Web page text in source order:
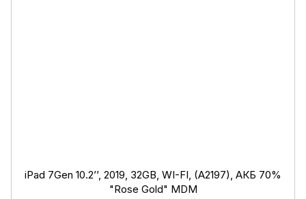
iPad 7Gen 10.2’’, 2019, 32GB, WI-FI, (A2197), АКБ 70%
"Rose Gold" MDM